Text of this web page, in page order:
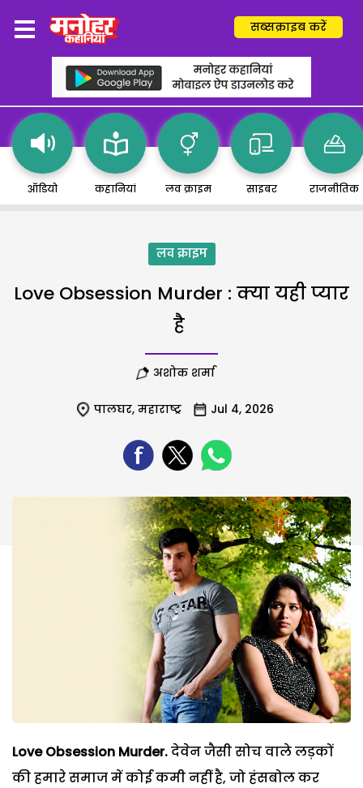
सब्सक्राइब करें
ऑडियो कहानियां लव क्राइम साइबर राजनीतिक
लव क्राइम
Love Obsession Murder : क्या यही प्यार
है
अशोक शर्मा
पालघर, महाराष्ट्र Jul 4, 2026
Love Obsession Murder.देवेन जैसी सोच वाले लड़कों
की हमारे समाज में कोई कमी नहीं है, जो हंसबोल कर